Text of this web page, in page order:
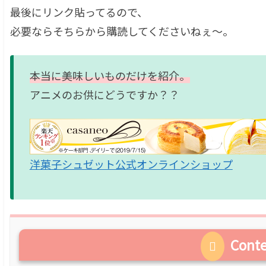
最後にリンク貼ってるので、
必要ならそちらから購読してくださいねぇ〜。
本当に美味しいものだけを紹介。
アニメのお供にどうですか？？
洋菓子シュゼット公式オンラインショップ